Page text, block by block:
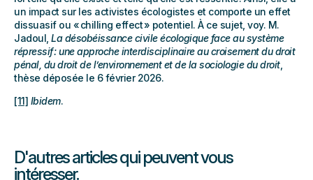
un impact sur les activistes écologistes et comporte un effet
dissuasif ou « chilling effect » potentiel. À ce sujet, voy. M.
Jadoul, La désobéissance civile écologique face au système
répressif : une approche interdisciplinaire au croisement du droit
pénal, du droit de l’environnement et de la sociologie du droit,
thèse déposée le 6 février 2026.
[11] Ibidem.
D'autres articles qui peuvent vous
intéresser.